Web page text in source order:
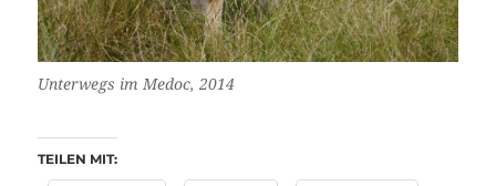
Unterwegs im Medoc, 2014
TEILEN MIT: